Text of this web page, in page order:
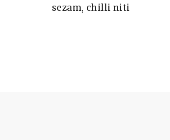
sezam, chilli niti